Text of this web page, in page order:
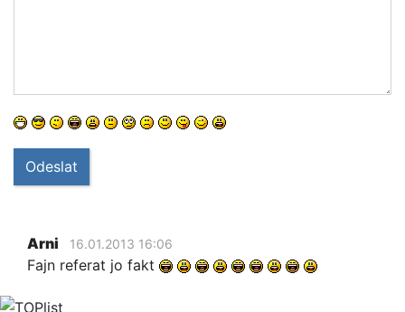
Odeslat
Arni 16.01.2013 16:06
Fajn referat jo fakt